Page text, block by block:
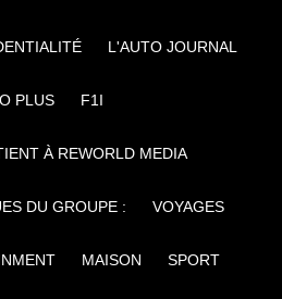
L'AUTO JOURNAL
PLUS F1I
À REWORLD MEDIA
DU GROUPE : VOYAGES
MAISON SPORT